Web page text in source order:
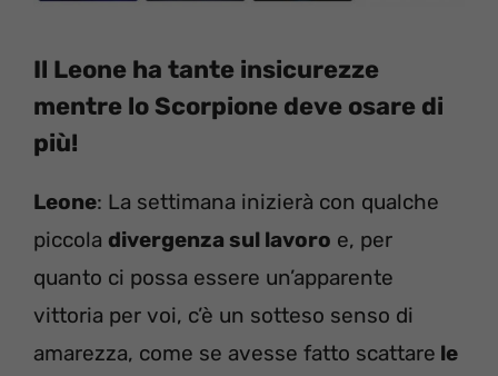
Il Leone ha tante insicurezze
mentre lo Scorpione deve osare di
più!
Leone: La settimana inizierà con qualche
piccola divergenza sul lavoro e, per
quanto ci possa essere un’apparente
vittoria per voi, c’è un sotteso senso di
amarezza, come se avesse fatto scattare le